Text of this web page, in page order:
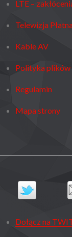
LTE –
Telewizja
Kable AV
Polityka plików
Regulamin
Mapa strony
Dołącz na